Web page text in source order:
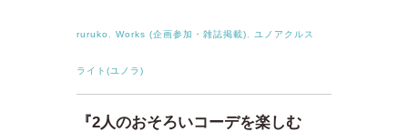
ruruko Works (企画参加・雑誌掲載) ユノアクルス
ライト(ユノラ)
『2人のおそろいコーデを楽しむ